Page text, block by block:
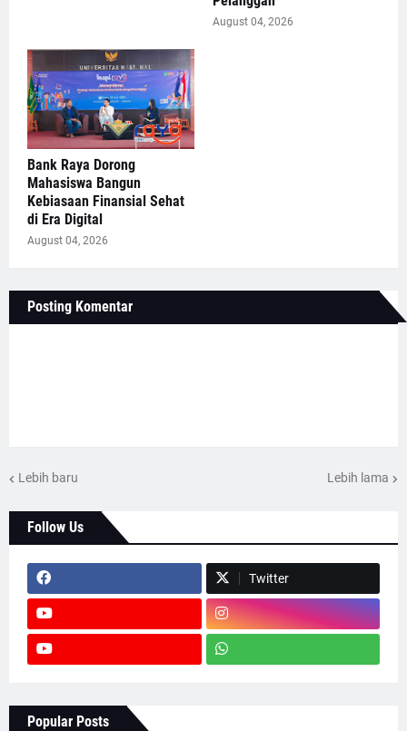
August 04, 2026
Bank Raya Dorong
Mahasiswa Bangun
Kebiasaan Finansial Sehat
di Era Digital
August 04, 2026
Posting Komentar
Lebih baru Lebih lama
Follow Us
Twitter
Popular Posts